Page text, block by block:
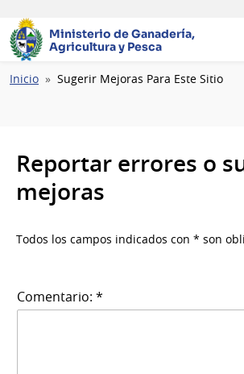
Ministerio de Ganadería,
Agricultura y Pesca
Ruta
Inicio Sugerir Mejoras Para Este Sitio
Reportar errores o
mejoras
Todos los campos indicados con * son
Comentario: *